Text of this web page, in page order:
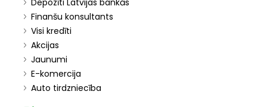
Finanšu konsultants
Visi kredīti
Akcijas
Jaunumi
E-komercija
Auto tirdzniecība